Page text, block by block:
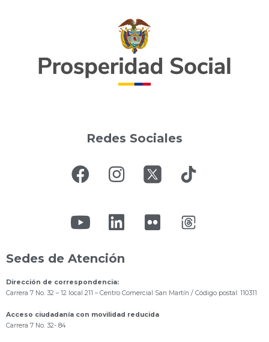
Redes Sociales
Sedes de Atención
Dirección de correspondencia:
Carrera 7 No. 32 – 12 local 211 – Centro Comercial San Martín / Código postal: 110311
Acceso ciudadanía con movilidad reducida
Carrera 7 No. 32- 84